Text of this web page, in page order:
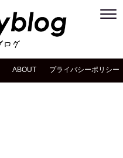
ABOUT プライバシーポリシー